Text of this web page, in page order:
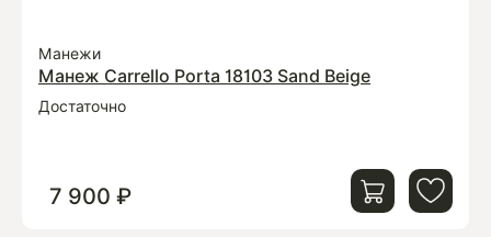
Манежи
Манеж Carrello Porta 18103 Sand Beige
Достаточно
7 900 ₽